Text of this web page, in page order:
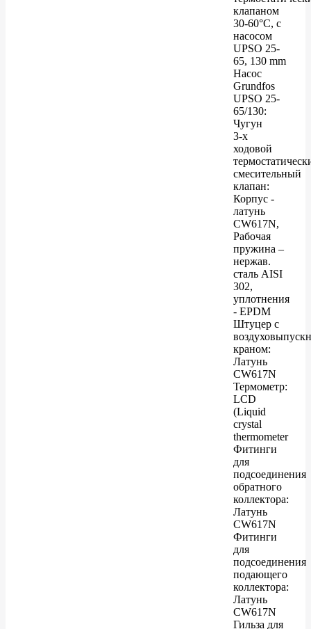
клапаном
30-60°C, с
насосом
UPSO 25-
65, 130 mm
Насос
Grundfos
UPSO 25-
65/130:
Чугун
3-х
ходовой
смесительный
клапан:
Корпус -
латунь
CW617N,
Рабочая
пружина –
нержав.
сталь AISI
302,
уплотнения
- EPDM
Штуцер с
краном:
Латунь
CW617N
Термометр:
LCD
(Liquid
crystal
thermometer
Фитинги
для
подсоединения
обратного
коллектора:
Латунь
CW617N
Фитинги
для
подсоединения
подающего
коллектора:
Латунь
CW617N
Гильза для